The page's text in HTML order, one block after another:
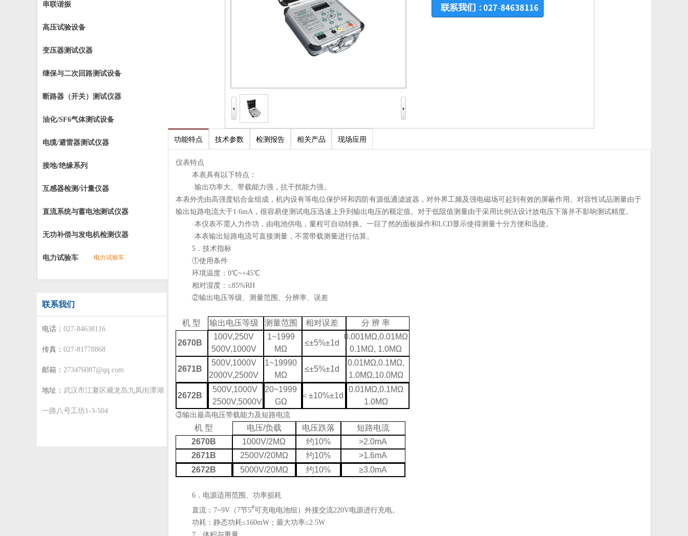
串联谐振
高压试验设备
变压器测试仪器
继保与二次回路测试设备
断路器（开关）测试仪器
油化/SF6气体测试设备
电缆/避雷器测试仪器
接地/绝缘系列
互感器检测/计量仪器
直流系统与蓄电池测试仪器
无功补偿与发电机检测仪器
电力试验车 电力试验车
联系我们
电话： 027-84638116
传真： 027-81778868
邮箱： 273476087@qq.com
地址： 武汉市江夏区藏龙岛九凤街潭湖
一路八号工坊1-3-504
功能特点 技术参数 检测报告 相关产品 现场应用
仪表特点
本表具有以下特点：
·输出功率大、带载能力强，抗干扰能力强。
本表外壳由高强度铝合金组成，机内设有等电位保护环和四阶有源低通滤波器，对外界工频及强电磁场可起到有效的屏蔽作用。对容性试品测量由于
输出短路电流大于1.6mA，很容易使测试电压迅速上升到输出电压的额定值。对于低阻值测量由于采用比例法设计故电压下落并不影响测试精度。
·本仪表不需人力作功，由电池供电，量程可自动转换。一目了然的面板操作和LCD显示使得测量十分方便和迅捷。
·本表输出短路电流可直接测量，不需带载测量进行估算。
5．技术指标
①使用条件
环境温度：0℃~+45℃
相对湿度：≤85%RH
②输出电压等级、测量范围、分辨率、误差
机 型 输出电压等级 测量范围 相对误差 分 辨 率
2670B
100V,250V
500V,1000V
1~1999
MΩ
≤±5%±1d
0.001MΩ,0.01MΩ
0.1MΩ, 1.0MΩ
2671B
500V,1000V
2000V,2500V
1~19990
MΩ
≤±5%±1d
0.01MΩ,0.1MΩ,
1.0MΩ,10.0MΩ
2672B
500V,1000V
2500V,5000V
20~1999
GΩ
＜ ±10%±1d
0.01MΩ,0.1MΩ
1.0MΩ
③输出最高电压带载能力及短路电流
机 型 电压/负载 电压跌落
短路电流
2670B
1000V/2MΩ 约10%
>2.0mA
2671B
2500V/20MΩ 约10%
>1.6mA
2672B
5000V/20MΩ 约10% ≥3.0mA
6．电源适用范围、功率损耗
直流：7~9V（7节5#可充电电池组）外接交流220V电源进行充电。
功耗：静态功耗≤160mW；最大功率≤2.5W